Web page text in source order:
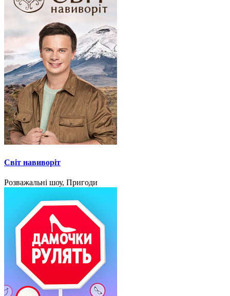
Світ навиворіт
Розважальні шоу, Пригоди